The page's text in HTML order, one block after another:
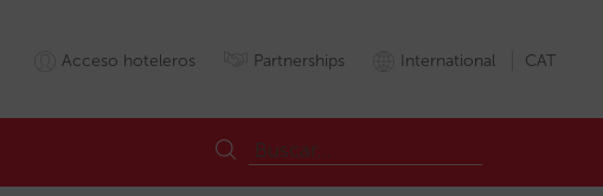
Acceso hoteleros Partnerships International CAT